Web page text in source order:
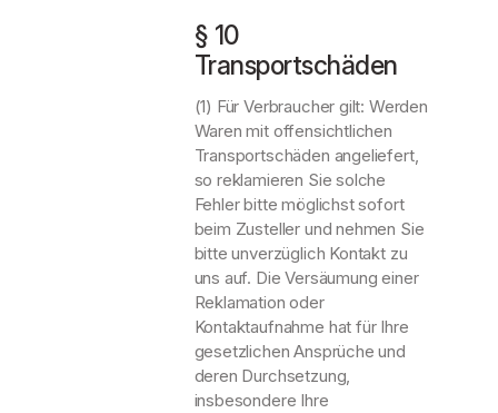
§ 10
Transportschäden
(1) Für Verbraucher gilt: Werden
Waren mit offensichtlichen
Transportschäden angeliefert,
so reklamieren Sie solche
Fehler bitte möglichst sofort
beim Zusteller und nehmen Sie
bitte unverzüglich Kontakt zu
uns auf. Die Versäumung einer
Reklamation oder
Kontaktaufnahme hat für Ihre
gesetzlichen Ansprüche und
deren Durchsetzung,
insbesondere Ihre